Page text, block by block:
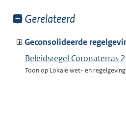
Toon
van:
Gerelateerd
Geconsolideerde
Beleidsregel Coronaterras
Toon op Lokale wet- en regelgeving